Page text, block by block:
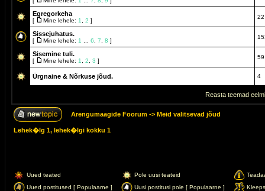
Egregorkeha
[ Mine lehele: 1 2 ]
22
Sissejuhatus.
[ Mine lehele: 1 6 7 8 ]
Sisemine tuli.
[ Mine lehele: 1 2 3 ]
59
Ürgnaine & Nõrkuse jõud. 4
Reasta teemad
Arengumaagide Foorum -> Meid valitsevad jõud
Lehek�lg 1, lehek�lgi kokku 1
Uued teated Pole uusi teateid
Uued postitused [ Populaarne ]
Uusi postitusi pole [ Populaarne ]
Kleeps